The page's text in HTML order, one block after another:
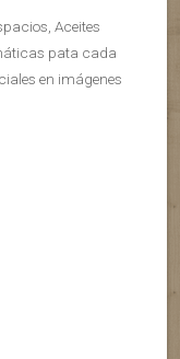
Aceites
pata cada
en imágenes